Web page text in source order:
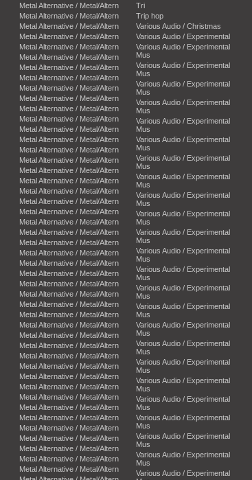
Metal Alternative / Metal/Altern
Metal Alternative / Metal/Altern
Metal Alternative / Metal/Altern
Metal Alternative / Metal/Altern
Metal Alternative / Metal/Altern
Metal Alternative / Metal/Altern
Metal Alternative / Metal/Altern
Metal Alternative / Metal/Altern
Metal Alternative / Metal/Altern
Metal Alternative / Metal/Altern
Metal Alternative / Metal/Altern
Metal Alternative / Metal/Altern
Metal Alternative / Metal/Altern
Metal Alternative / Metal/Altern
Metal Alternative / Metal/Altern
Metal Alternative / Metal/Altern
Metal Alternative / Metal/Altern
Metal Alternative / Metal/Altern
Metal Alternative / Metal/Altern
Metal Alternative / Metal/Altern
Metal Alternative / Metal/Altern
Metal Alternative / Metal/Altern
Metal Alternative / Metal/Altern
Metal Alternative / Metal/Altern
Metal Alternative / Metal/Altern
Metal Alternative / Metal/Altern
Metal Alternative / Metal/Altern
Metal Alternative / Metal/Altern
Metal Alternative / Metal/Altern
Metal Alternative / Metal/Altern
Metal Alternative / Metal/Altern
Metal Alternative / Metal/Altern
Metal Alternative / Metal/Altern
Metal Alternative / Metal/Altern
Metal Alternative / Metal/Altern
Metal Alternative / Metal/Altern
Metal Alternative / Metal/Altern
Metal Alternative / Metal/Altern
Metal Alternative / Metal/Altern
Metal Alternative / Metal/Altern
Metal Alternative / Metal/Altern
Metal Alternative / Metal/Altern
Metal Alternative / Metal/Altern
Metal Alternative / Metal/Altern
Metal Alternative / Metal/Altern
Metal Alternative / Metal/Altern
Tri
Trip hop
Various Audio / Christmas
Various Audio / Experimental
Various Audio / Experimental
Mus
Various Audio / Experimental
Mus
Various Audio / Experimental
Mus
Various Audio / Experimental
Mus
Various Audio / Experimental
Mus
Various Audio / Experimental
Mus
Various Audio / Experimental
Mus
Various Audio / Experimental
Mus
Various Audio / Experimental
Mus
Various Audio / Experimental
Mus
Various Audio / Experimental
Mus
Various Audio / Experimental
Mus
Various Audio / Experimental
Mus
Various Audio / Experimental
Mus
Various Audio / Experimental
Mus
Various Audio / Experimental
Mus
Various Audio / Experimental
Mus
Various Audio / Experimental
Mus
Various Audio / Experimental
Mus
Various Audio / Experimental
Mus
Various Audio / Experimental
Mus
Various Audio / Experimental
Mus
Various Audio / Experimental
Mus
Various Audio / Experimental